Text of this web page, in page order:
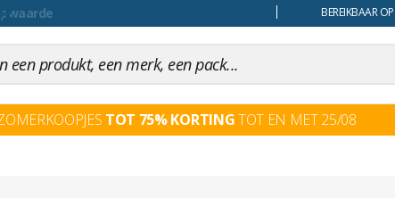
BEREIKBAAR
TOT 75% KORTINGTOT EN MET 25/08